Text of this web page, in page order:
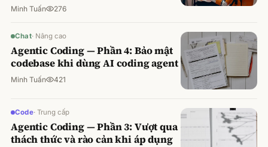
Minh Tuấn 276
Chat· Nâng cao
Agentic Coding — Phần 4: Bảo mật
codebase khi dùng AI coding agent
Minh Tuấn 421
Code· Trung cấp
Agentic Coding — Phần 3: Vượt qua
thách thức và rào cản khi áp dụng